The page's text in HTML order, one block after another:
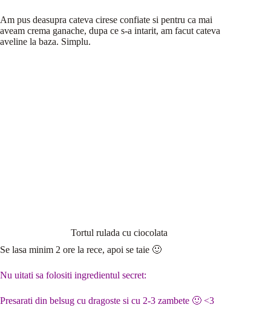
Am pus deasupra cateva cirese confiate si pentru ca mai
aveam crema ganache, dupa ce s-a intarit, am facut cateva
aveline la baza. Simplu.
Tortul rulada cu ciocolata
Se lasa minim 2 ore la rece, apoi se taie 🙂
Nu uitati sa folositi ingredientul secret:
Presarati din belsug cu dragoste si cu 2-3 zambete 🙂 <3